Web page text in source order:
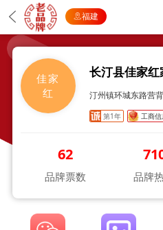
福建
佳家
红
长汀县佳家
汀州镇环城东路营
第1年 工商
62
品牌票数 品牌